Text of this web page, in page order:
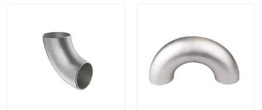
Produkte